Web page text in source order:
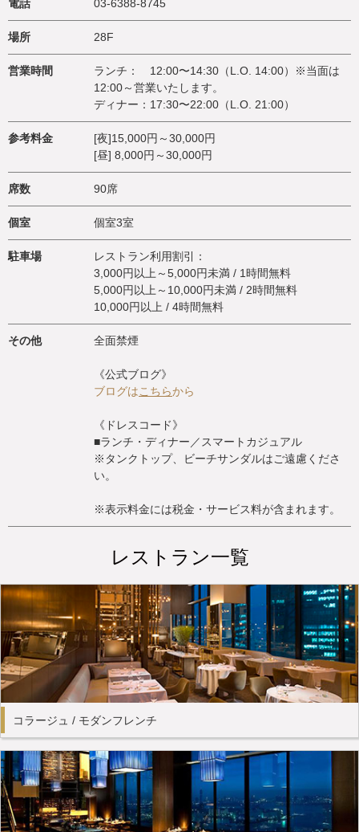
電話 03-6388-8745
場所 28F
営業時間
ランチ： 12:00〜14:30（L.O. 14:00）※当面は
12:00～営業いたします。
ディナー：17:30〜22:00（L.O. 21:00）
参考料金
[夜]15,000円～30,000円
[昼] 8,000円～30,000円
席数 90席
個室 個室3室
駐車場
レストラン利用割引：
3,000円以上～5,000円未満 / 1時間無料
5,000円以上～10,000円未満 / 2時間無料
10,000円以上 / 4時間無料
その他 全面禁煙
《公式ブログ》
ブログはこちらから
《ドレスコード》
■ランチ・ディナー／スマートカジュアル
※タンクトップ、ビーチサンダルはご遠慮くださ
い。
※表示料金には税金・サービス料が含まれます。
レストラン一覧
コラージュ / モダンフレンチ